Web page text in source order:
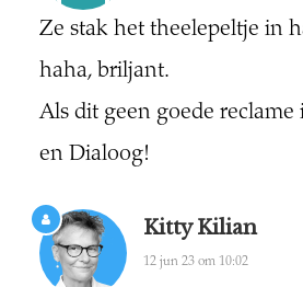
Ze stak het theelepeltje in
haha, briljant.
Als dit geen goede reclame
en Dialoog!
Kitty Kilian
12 jun 23 om 10:02